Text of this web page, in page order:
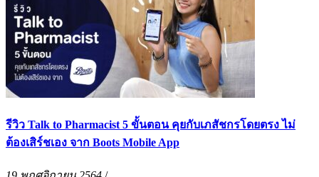
รีวิว Talk to Pharmacist 5 ขั้นตอน คุยกับเภสัชกรโดยตรง ไม่
ต้องเสิร์ชเอง จาก Boots Mobile App